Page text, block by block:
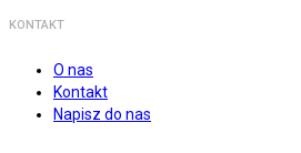
KONTAKT
O nas
Kontakt
Napisz do nas